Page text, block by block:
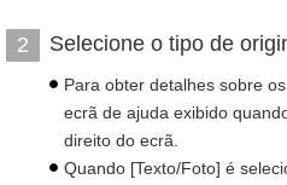
2 Selecione o tipo de
Para obter detalhes sobre
ecrã de ajuda exibido
direito do ecrã.
Quando [Texto/Foto] é